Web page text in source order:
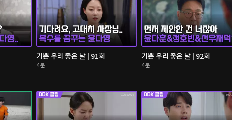
기쁜 우리 좋은 날 | 91회
4분
기쁜 우리 좋은 날 | 92회
4분